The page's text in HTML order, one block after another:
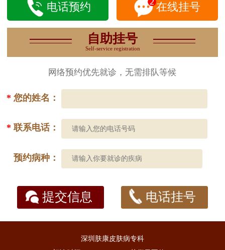
电话预约 在线挂号
自助挂号
Self-service registration
网络预约优先就诊，无需排队等候
*您的姓名：
*联系电话：
预约病种：
提交信息 电话挂号
深圳肤康皮肤病专科